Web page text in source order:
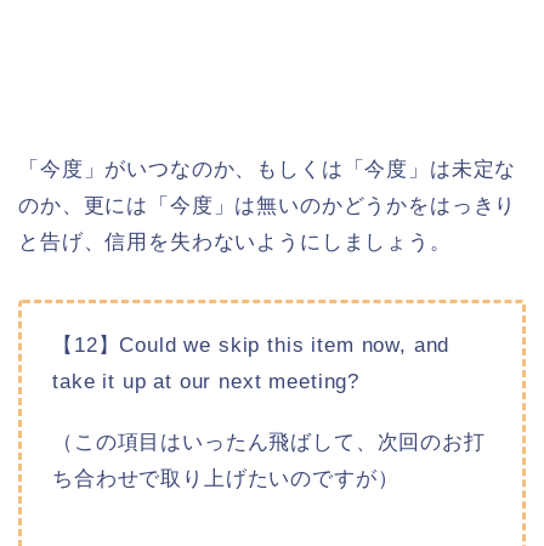
「今度」がいつなのか、もしくは「今度」は未定な
のか、更には「今度」は無いのかどうかをはっきり
と告げ、信用を失わないようにしましょう。
【12】Could we skip this item now, and
take it up at our next meeting?
（この項目はいったん飛ばして、次回のお打
ち合わせで取り上げたいのですが）